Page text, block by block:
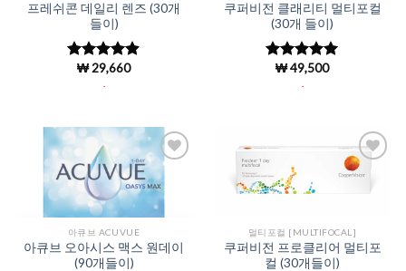
프레쉬콘 데일리 렌즈 (30개
들이)
5 중에서
로 평가
₩29,660
쿠퍼비전 클래리티 멀티포컬
(30개 들이)
5 중에서
로 평가됨
₩49,500
Add to
Wishlist
아큐브 ACUVUE
아큐브 오아시스 맥스 원데이
(90개들이)
Add to
멀티포컬 [MULTIFOCAL]
쿠퍼비전 프로클리어 멀티포
컬 (30개들이)